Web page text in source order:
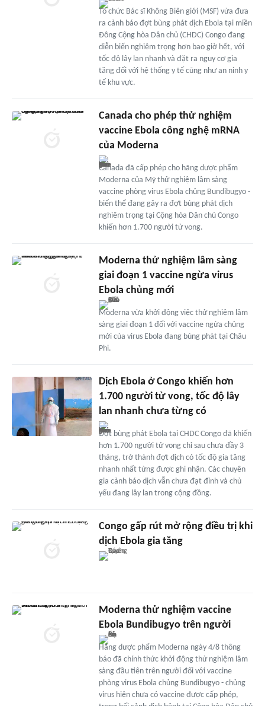
Tổ chức Bác sĩ Không Biên giới (MSF) vừa đưa
ra cảnh báo đợt bùng phát dịch Ebola tại miền
Đông Cộng hòa Dân chủ (CHDC) Congo đang
diễn biến nghiêm trọng hơn bao giờ hết, với
tốc độ lây lan nhanh và đặt ra nguy cơ gia
tăng đối với hệ thống y tế cũng như an ninh y
tế khu vực.
Canada cho phép thử nghiệm
vaccine Ebola công nghệ mRNA
của Moderna
Canada đã cấp phép cho hãng dược phẩm
Moderna của Mỹ thử nghiệm lâm sàng
vaccine phòng virus Ebola chủng Bundibugyo -
biến thể đang gây ra đợt bùng phát dịch
nghiêm trọng tại Cộng hòa Dân chủ Congo
khiến hơn 1.700 người tử vong.
Moderna thử nghiệm lâm sàng
giai đoạn 1 vaccine ngừa virus
Ebola chủng mới
Moderna vừa khởi động việc thử nghiệm lâm
sàng giai đoạn 1 đối với vaccine ngừa chủng
mới của virus Ebola đang bùng phát tại Châu
Phi.
Dịch Ebola ở Congo khiến hơn
1.700 người tử vong, tốc độ lây
lan nhanh chưa từng có
Đợt bùng phát Ebola tại CHDC Congo đã khiến
hơn 1.700 người tử vong chỉ sau chưa đầy 3
tháng, trở thành đợt dịch có tốc độ gia tăng
nhanh nhất từng được ghi nhận. Các chuyên
gia cảnh báo dịch vẫn chưa đạt đỉnh và chủ
yếu đang lây lan trong cộng đồng.
Congo gấp rút mở rộng điều trị khi
dịch Ebola gia tăng
Moderna thử nghiệm vaccine
Ebola Bundibugyo trên người
Hãng dược phẩm Moderna ngày 4/8 thông
báo đã chính thức khởi động thử nghiệm lâm
sàng đầu tiên trên người đối với vaccine
phòng virus Ebola chủng Bundibugyo - chủng
virus hiện chưa có vaccine được cấp phép,